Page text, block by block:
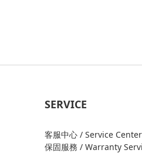
SERVICE
客服中心 / Service Center
保固服務 / Warranty